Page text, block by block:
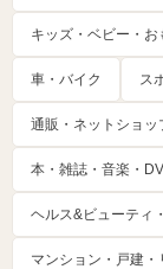
キッズ・ベビー・お
車・バイク ス
通販・ネットショッ
本・雑誌・音楽・
ヘルス&ビューティ
マンション・戸建